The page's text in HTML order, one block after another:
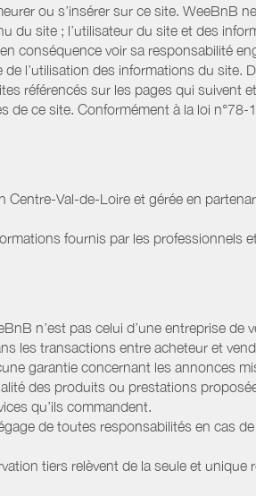
ou s’insérer sur ce site. WeeBnB
du site ; l’utilisateur du site et des
conséquence voir sa responsabilité
l’utilisation des informations du site.
référencés sur les pages qui suivent
de ce site. Conformément à la loi n°78-
Val-de-Loire et gérée en
fournis par les professionnels
n’est pas celui d’une entreprise de
les transactions entre acheteur et
garantie concernant les annonces
des produits ou prestations
qu’ils commandent.
de toutes responsabilités en cas
tiers relèvent de la seule et unique